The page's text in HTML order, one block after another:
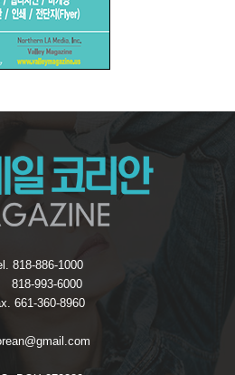
818-886-1000
993-6000
661-360-8960